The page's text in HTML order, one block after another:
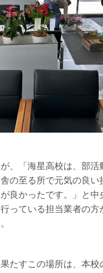
、「海星高校は、部活
の至る所で元気の良い
良かったです。」と中
っている担当業者の
たすこの場所は、本校